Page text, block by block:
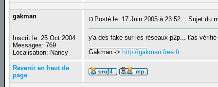
gakman
Inscrit le: 25 Oct 2004
Messages: 769
Localisation: Nancy
Posté le: 17 Juin 2005 à 23:52 Sujet du
y'a des fake sur les réseaux p2p... t'as
Gakman -> http://gakman.free.fr
Revenir en haut de
page